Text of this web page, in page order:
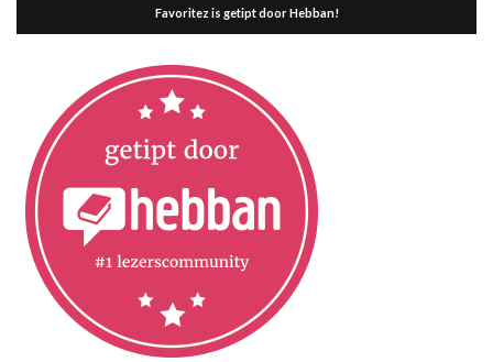
Favoritez is getipt door Hebban!